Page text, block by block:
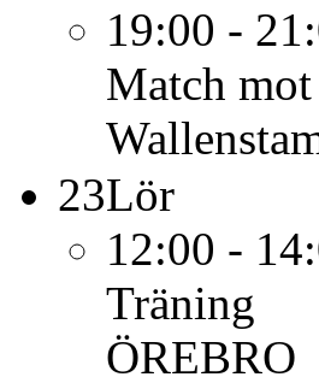
19:00 -
Match
23Lör
12:00 -
Träning
ÖREBRO